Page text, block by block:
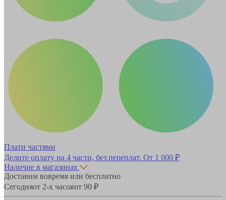
Плати частями
Делите оплату на 4 части, без переплат. От 1 000 ₽
Наличие в магазинах
Доставим вовремя или бесплатно
Сегодняот 2-х часовот 90 ₽